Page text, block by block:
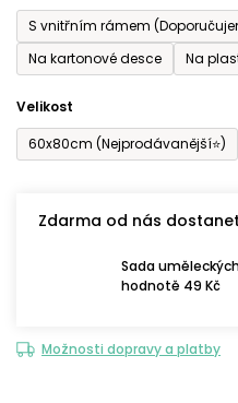
S vnitřním rámem
Na kartonové desce
Na
Velikost
60x80cm (Nejprodávanější⭐)
Zdarma od nás
Sada
hodnotě 49 Kč
Možnosti dopravy a platby
hvězdiček.